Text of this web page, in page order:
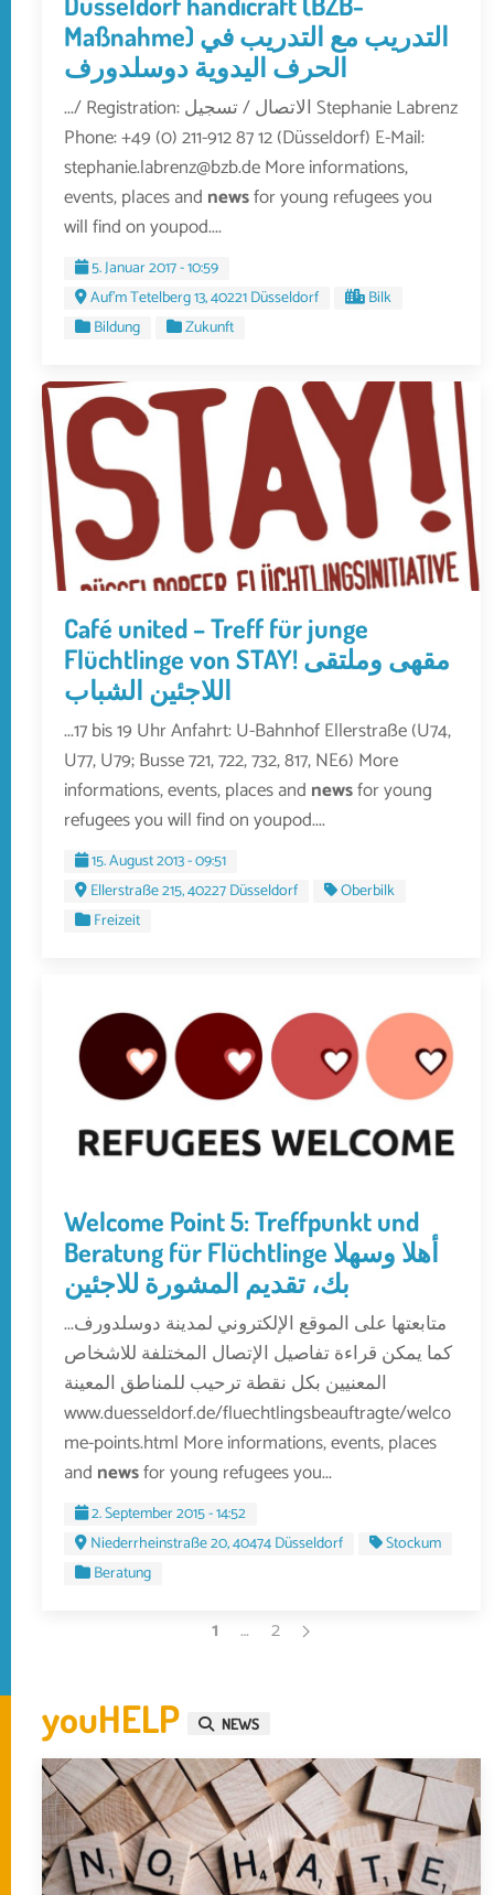
Maßnahme) التدريب مع التدريب في
الحرف اليدوية دوسلدورف
.../ Registration: الاتصال / تسجيل Stephanie Labrenz
Phone: +49 (0) 211-912 87 12 (Düsseldorf) E-Mail:
stephanie.labrenz@bzb.de More informations,
events, places and newsfor young refugees you
will find on youpod....
5. Januar 2017 - 10:59
Auf'm Tetelberg 13, 40221 Düsseldorf
Bilk
Bildung
Zukunft
Café united – Treff für junge
Flüchtlinge von STAY! مقهى وملتقى
اللاجئين الشباب
...17 bis 19 Uhr Anfahrt: U-Bahnhof Ellerstraße (U74,
U77, U79; Busse 721, 722, 732, 817, NE6) More
informations, events, places and newsfor young
refugees you will find on youpod....
15. August 2013 - 09:51
Ellerstraße 215, 40227 Düsseldorf
Oberbilk
Freizeit
Welcome Point 5: Treffpunkt und
Beratung für Flüchtlinge أهلا وسهلا
بك، تقديم المشورة للاجئين
...متابعتها على الموقع الإلكتروني لمدينة دوسلدورف
كما يمكن قراءة تفاصيل الإتصال المختلفة للاشخاص
المعنيين بكل نقطة ترحيب للمناطق المعينة
www.duesseldorf.de/fluechtlingsbeauftragte/welco
me-points.html More informations, events, places
and newsfor young refugees you...
2. September 2015 - 14:52
Niederrheinstraße 20, 40474 Düsseldorf
Stockum
Beratung
1 … 2
youHELP NEWS